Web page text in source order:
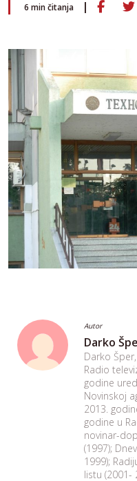
6 min čitanja
Autor
Darko
Darko
Radio
godine
Novinskoj
2013.
godine u
novinar-
(1997);
1999);
listu (2001-